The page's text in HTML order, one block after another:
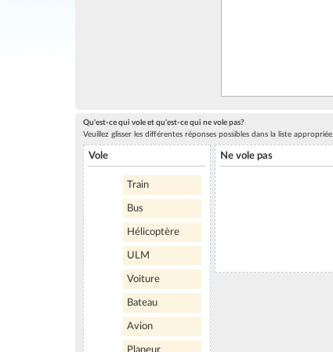
Qu'est-ce qui vole et qu'est-ce qui ne vole pas?
Veuillez glisser les différentes réponses possibles dans la liste
Vole
Train
Bus
Hélicoptère
ULM
Voiture
Bateau
Avion
Ne vole pas